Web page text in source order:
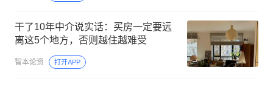
干了10年中介说实话：买房一定要远
离这5个地方，否则越住越难受
智本论资 打开APP